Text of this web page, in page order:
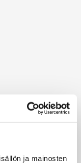
ja mainosten